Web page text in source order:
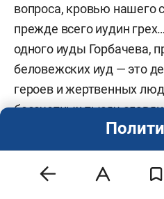
вопроса, кровью нашего
прежде всего иудин
одного иуды Горбачева,
беловежских иуд — это
героев и жертвенных
бессчетных тысяч
Нас ждет самая
государства. Если опять